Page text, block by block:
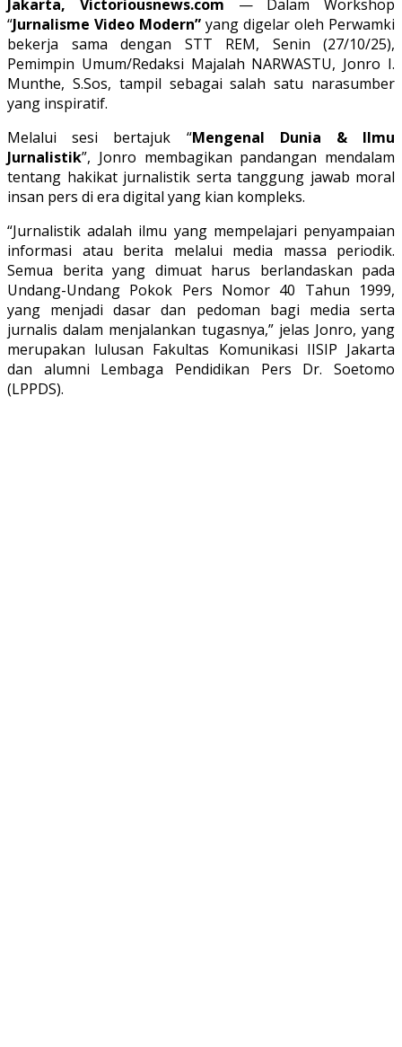
Jakarta, Victoriousnews.com — Dalam Workshop
“Jurnalisme Video Modern” yang digelar oleh Perwamki
bekerja sama dengan STT REM, Senin (27/10/25),
Pemimpin Umum/Redaksi Majalah NARWASTU, Jonro I.
Munthe, S.Sos, tampil sebagai salah satu narasumber
yang inspiratif.
Melalui sesi bertajuk “Mengenal Dunia & Ilmu
Jurnalistik”, Jonro membagikan pandangan mendalam
tentang hakikat jurnalistik serta tanggung jawab moral
insan pers di era digital yang kian kompleks.
“Jurnalistik adalah ilmu yang mempelajari penyampaian
informasi atau berita melalui media massa periodik.
Semua berita yang dimuat harus berlandaskan pada
Undang-Undang Pokok Pers Nomor 40 Tahun 1999,
yang menjadi dasar dan pedoman bagi media serta
jurnalis dalam menjalankan tugasnya,” jelas Jonro, yang
merupakan lulusan Fakultas Komunikasi IISIP Jakarta
dan alumni Lembaga Pendidikan Pers Dr. Soetomo
(LPPDS).